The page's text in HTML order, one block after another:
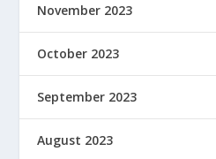
November 2023
October 2023
September 2023
August 2023